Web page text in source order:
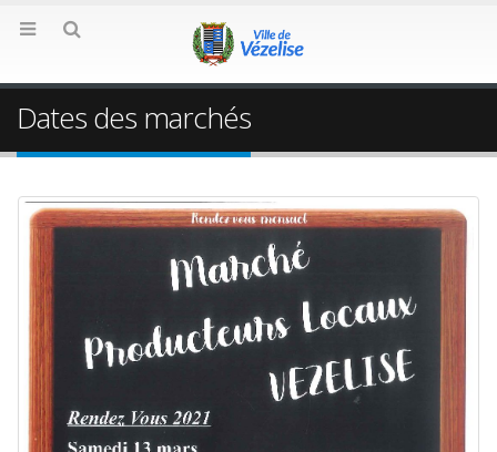
Dates des marchés